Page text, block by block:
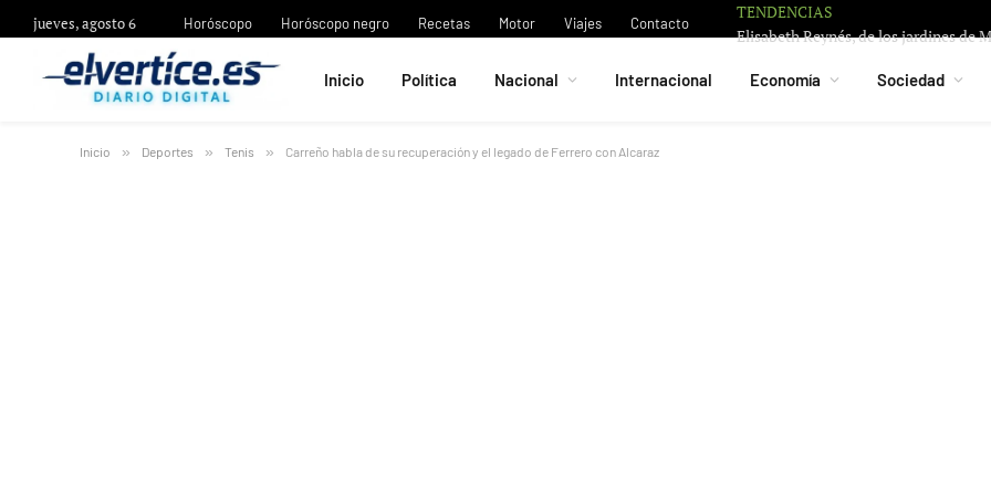
jueves, agosto 6 Horóscopo Horóscopo negro Recetas Motor Viajes Contacto
TENDENCIAS
Inicio Política Nacional Internacional Economía Sociedad
Inicio » Deportes » Tenis » Carreño habla de su recuperación y el legado de Ferrero con Alcaraz